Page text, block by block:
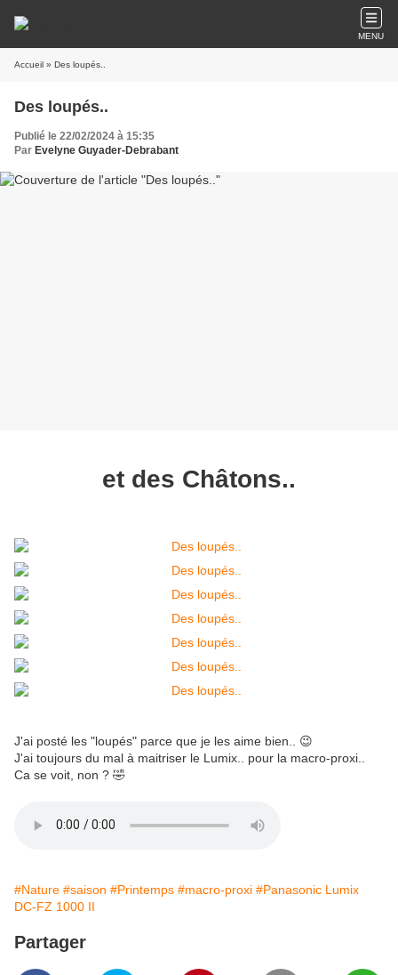
MENU
Accueil » Des loupés..
Des loupés..
Publié le 22/02/2024 à 15:35
Par Evelyne Guyader-Debrabant
et des Châtons..
J'ai posté les "loupés" parce que je les aime bien.. 😉
J'ai toujours du mal à maitriser le Lumix.. pour la macro-proxi..
Ca se voit, non ? 🤣
#Nature #saison #Printemps #macro-proxi #Panasonic Lumix
DC-FZ 1000 II
Partager